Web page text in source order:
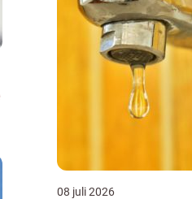
08 juli 2026